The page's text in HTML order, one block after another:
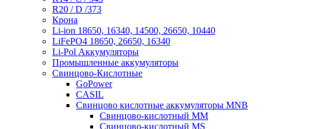
R20 / D /373
Крона
Li-ion 18650, 16340, 14500, 26650, 10440
LiFePO4 18650, 26650, 16340
Li-Pol Аккумуляторы
Промышленные аккумуляторы
Свинцово-Кислотные
GoPower
CASIL
Свинцово кислотные аккумуляторы MNB
Cвинцово-кислотный MM
Cвинцово-кислотный MS